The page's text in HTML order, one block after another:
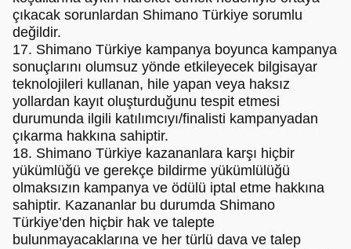
çıkacak sorunlardan Shimano Türkiye sorumlu
değildir.
17. Shimano Türkiye kampanya boyunca kampanya
sonuçlarını olumsuz yönde etkileyecek bilgisayar
teknolojileri kullanan, hile yapan veya haksız
yollardan kayıt oluşturduğunu tespit etmesi
durumunda ilgili katılımcıyı/finalisti kampanyadan
çıkarma hakkına sahiptir.
18. Shimano Türkiye kazananlara karşı hiçbir
yükümlüğü ve gerekçe bildirme yükümlülüğü
olmaksızın kampanya ve ödülü iptal etme hakkına
sahiptir. Kazananlar bu durumda Shimano
Türkiye’den hiçbir hak ve talepte
bulunmayacaklarına ve her türlü dava ve talep